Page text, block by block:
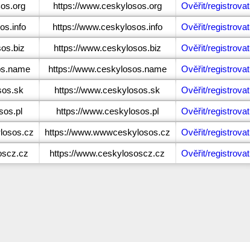
https://www.ceskylosos.org Ověřit/registrovat
https://www.ceskylosos.info Ověřit/registrovat
https://www.ceskylosos.biz Ověřit/registrovat
https://www.ceskylosos.name Ověřit/registrovat
https://www.ceskylosos.sk Ověřit/registrovat
https://www.ceskylosos.pl Ověřit/registrovat
https://www.wwwceskylosos.cz Ověřit/registrovat
https://www.ceskylososcz.cz Ověřit/registrovat